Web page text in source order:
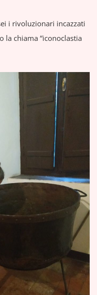
i rivoluzionari incazzati
la chiama “iconoclastia